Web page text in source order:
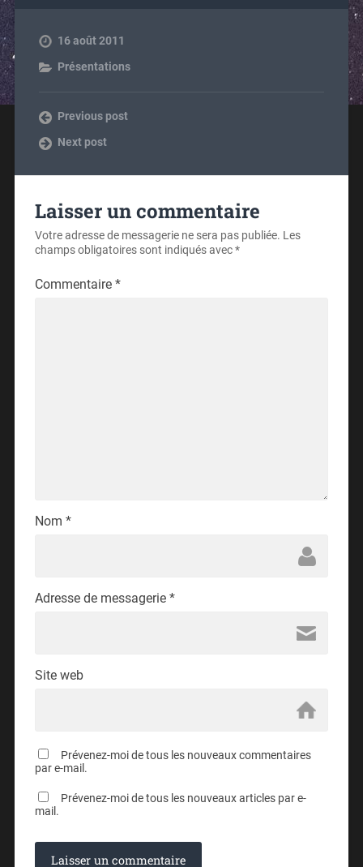
16 août 2011
Présentations
Previous post
Next post
Laisser un commentaire
Votre adresse de messagerie ne sera pas publiée. Les
champs obligatoires sont indiqués avec*
Commentaire *
Nom *
Adresse de messagerie *
Site web
Prévenez-moi de tous les nouveaux commentaires
par e-mail.
Prévenez-moi de tous les nouveaux articles par e-
mail.